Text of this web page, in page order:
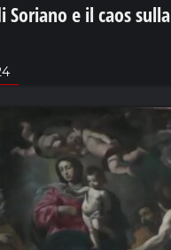
Soriano e il caos sulla